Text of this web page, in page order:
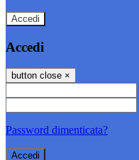
Accedi
Accedi
button close ×
Password dimenticata?